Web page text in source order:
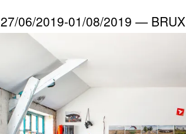
27/06/2019-01/08/2019 —